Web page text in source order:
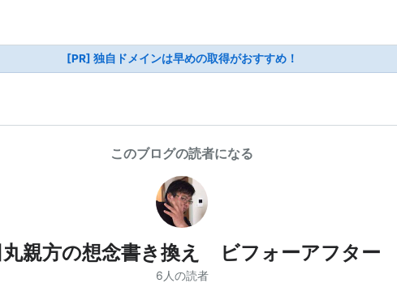
[PR] 独自ドメインは早めの取得がおすすめ！
このブログの読者になる
親方の想念書き換え ビフォーアフター
6人の読者